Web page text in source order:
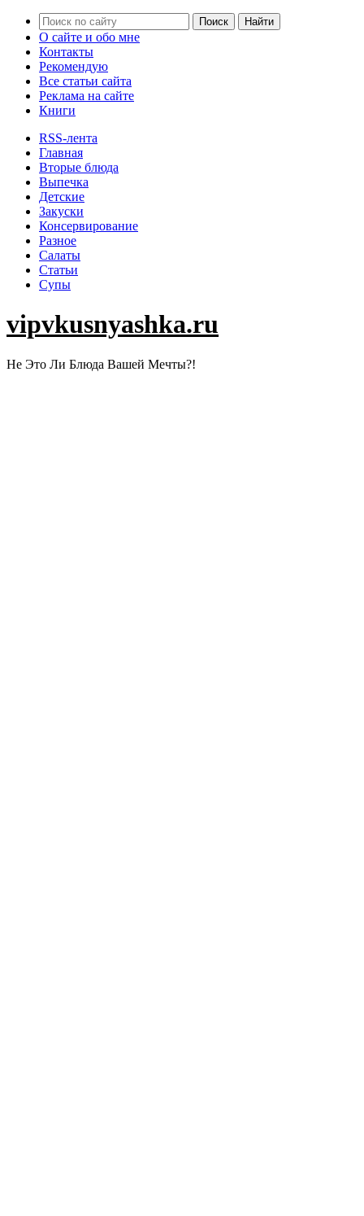
О сайте и обо мне
Контакты
Рекомендую
Все статьи сайта
Реклама на сайте
Книги
RSS-лента
Главная
Вторые блюда
Выпечка
Детские
Закуски
Консервирование
Разное
Салаты
Статьи
Супы
vipvkusnyashka.ru
Не Это Ли Блюда Вашей Мечты?!